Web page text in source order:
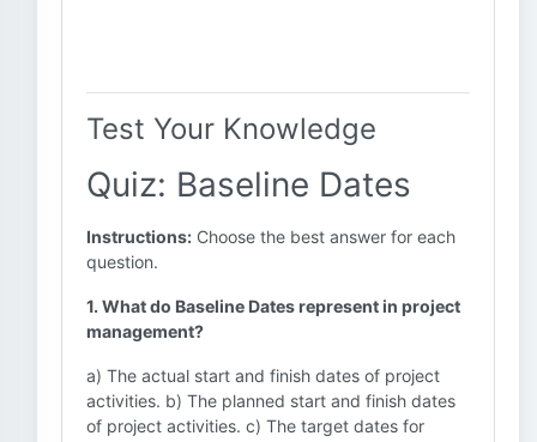
Test Your Knowledge
Quiz: Baseline Dates
Instructions: Choose the best answer for each
question.
1. What do Baseline Dates represent in project
management?
a) The actual start and finish dates of project
activities. b) The planned start and finish dates
of project activities. c) The target dates for